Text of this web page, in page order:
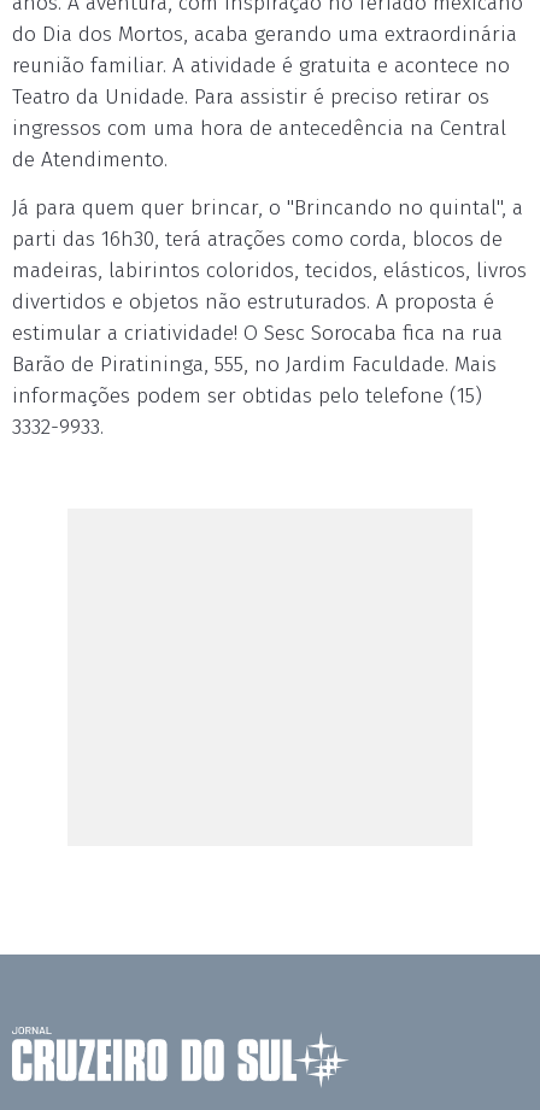
do Dia dos Mortos, acaba gerando uma extraordinária
reunião familiar. A atividade é gratuita e acontece no
Teatro da Unidade. Para assistir é preciso retirar os
ingressos com uma hora de antecedência na Central
de Atendimento.
Já para quem quer brincar, o "Brincando no quintal", a
parti das 16h30, terá atrações como corda, blocos de
madeiras, labirintos coloridos, tecidos, elásticos, livros
divertidos e objetos não estruturados. A proposta é
estimular a criatividade! O Sesc Sorocaba fica na rua
Barão de Piratininga, 555, no Jardim Faculdade. Mais
informações podem ser obtidas pelo telefone (15)
3332-9933.